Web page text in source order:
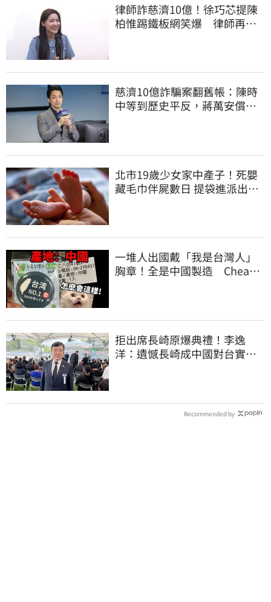
律師詐慈濟10億！徐巧芯提陳
柏惟踢鐵板網笑爆 律師再曬1
慈濟10億詐騙案翻舊帳：陳時
中等到歷史平反，蔣萬安償還
北市19歲少女家中產子！死嬰
藏毛巾伴屍數日 提袋進派出所
一堆人出國戴「我是台灣人」
胸章！全是中國製造 Cheap
拒出席長崎原爆典禮！李逸
洋：遺憾長崎成中國對台實施
Recommended by